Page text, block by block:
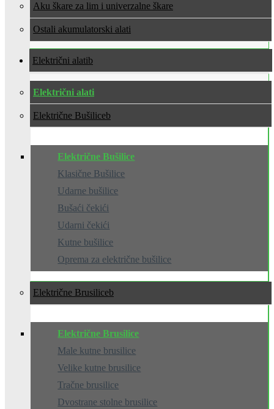
Aku škare za lim i univerzalne škare
Ostali akumulatorski alati
Električni alati
Električni alati
Električne Bušilice
Električne Bušilice
Klasične Bušilice
Udarne bušilice
Bušaći čekići
Udarni čekići
Kutne bušilice
Oprema za električne bušilice
Električne Brusilice
Električne Brusilice
Male kutne brusilice
Velike kutne brusilice
Tračne brusilice
Dvostrane stolne brusilice